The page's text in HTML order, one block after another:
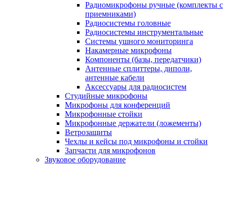
Радиомикрофоны ручные (комплекты с
приемниками)
Радиосистемы головные
Радиосистемы инструментальные
Системы ушного мониторинга
Накамерные микрофоны
Компоненты (базы, передатчики)
Антенные сплиттеры, диполи,
антенные кабели
Аксесcуары для радиосистем
Студийные микрофоны
Микрофоны для конференций
Микрофонные стойки
Микрофонные держатели (ложементы)
Ветрозащиты
Чехлы и кейсы под микрофоны и стойки
Запчасти для микрофонов
Звуковое оборудование